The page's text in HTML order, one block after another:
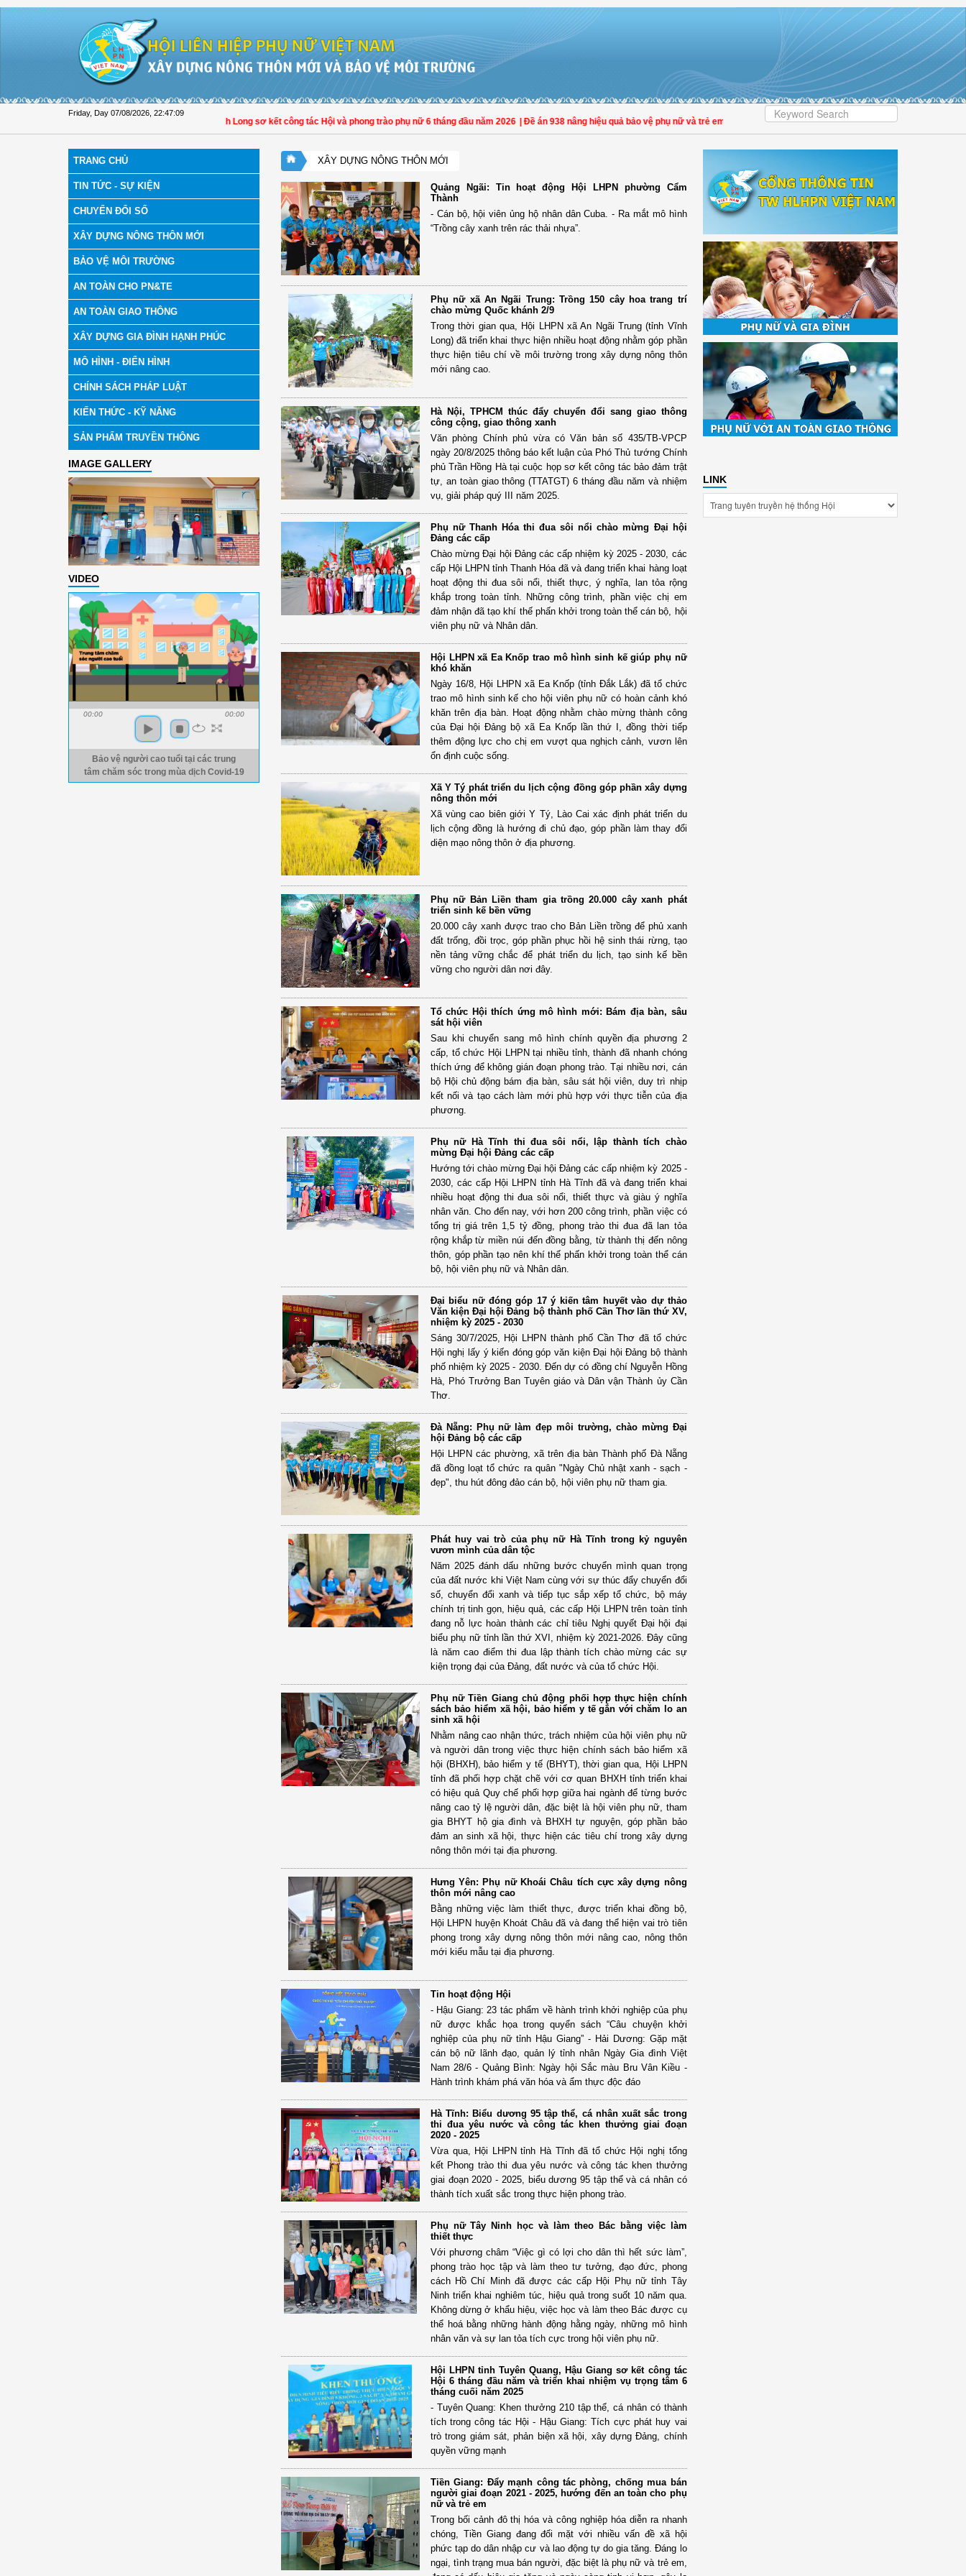
Friday, Day 07/08/2026 22:47:10
Hội LHPN xã Tam Ngãi, Vĩnh Long sơ kết công tác Hội và phong trào phụ nữ 6 tháng đầu năm 2026 | Đề án 938 nâng hiệu quả bảo vệ phụ nữ và trẻ em trong thời đại số | Đại biểu Trần Lan Phương: Giảm tiền kiểm
TRANG CHỦ
TIN TỨC - SỰ KIỆN
CHUYỂN ĐỔI SỐ
XÂY DỰNG NÔNG THÔN MỚI
BẢO VỆ MÔI TRƯỜNG
AN TOÀN CHO PN&TE
AN TOÀN GIAO THÔNG
XÂY DỰNG GIA ĐÌNH HẠNH PHÚC
MÔ HÌNH - ĐIỂN HÌNH
CHÍNH SÁCH PHÁP LUẬT
KIẾN THỨC - KỸ NĂNG
SẢN PHẨM TRUYỀN THÔNG
IMAGE GALLERY
VIDEO
00:00 00:00
Bảo vệ người cao tuổi tại các trung
tâm chăm sóc trong mùa dịch Covid-19
XÂY DỰNG NÔNG THÔN MỚI
Quảng Ngãi: Tin hoạt động Hội LHPN phường Cẩm
Thành
- Cán bộ, hội viên ủng hộ nhân dân Cuba. - Ra mắt mô hình
“Trồng cây xanh trên rác thải nhựa”.
Phụ nữ xã An Ngãi Trung: Trồng 150 cây hoa trang trí
chào mừng Quốc khánh 2/9
Trong thời gian qua, Hội LHPN xã An Ngãi Trung (tỉnh Vĩnh
Long) đã triển khai thực hiện nhiều hoạt động nhằm góp phần
thực hiện tiêu chí về môi trường trong xây dựng nông thôn
mới nâng cao.
Hà Nội, TPHCM thúc đẩy chuyển đổi sang giao thông
công cộng, giao thông xanh
Văn phòng Chính phủ vừa có Văn bản số 435/TB-VPCP
ngày 20/8/2025 thông báo kết luận của Phó Thủ tướng Chính
phủ Trần Hồng Hà tại cuộc họp sơ kết công tác bảo đảm trật
tự, an toàn giao thông (TTATGT) 6 tháng đầu năm và nhiệm
vụ, giải pháp quý III năm 2025.
Phụ nữ Thanh Hóa thi đua sôi nổi chào mừng Đại hội
Đảng các cấp
Chào mừng Đại hội Đảng các cấp nhiệm kỳ 2025 - 2030, các
cấp Hội LHPN tỉnh Thanh Hóa đã và đang triển khai hàng loạt
hoạt động thi đua sôi nổi, thiết thực, ý nghĩa, lan tỏa rộng
khắp trong toàn tỉnh. Những công trình, phần việc chị em
đảm nhận đã tạo khí thế phấn khởi trong toàn thể cán bộ, hội
viên phụ nữ và Nhân dân.
Hội LHPN xã Ea Knốp trao mô hình sinh kế giúp phụ nữ
khó khăn
Ngày 16/8, Hội LHPN xã Ea Knốp (tỉnh Đắk Lắk) đã tổ chức
trao mô hình sinh kế cho hội viên phụ nữ có hoàn cảnh khó
khăn trên địa bàn. Hoạt động nhằm chào mừng thành công
của Đại hội Đảng bộ xã Ea Knốp lần thứ I, đồng thời tiếp
thêm động lực cho chị em vượt qua nghịch cảnh, vươn lên
ổn định cuộc sống.
Xã Y Tý phát triển du lịch cộng đồng góp phần xây dựng
nông thôn mới
Xã vùng cao biên giới Y Tý, Lào Cai xác định phát triển du
lịch cộng đồng là hướng đi chủ đạo, góp phần làm thay đổi
diện mạo nông thôn ở địa phương.
Phụ nữ Bản Liền tham gia trồng 20.000 cây xanh phát
triển sinh kế bền vững
20.000 cây xanh được trao cho Bản Liền trồng để phủ xanh
đất trống, đồi trọc, góp phần phục hồi hệ sinh thái rừng, tạo
nền tảng vững chắc để phát triển du lịch, tạo sinh kế bền
vững cho người dân nơi đây.
Tổ chức Hội thích ứng mô hình mới: Bám địa bàn, sâu
sát hội viên
Sau khi chuyển sang mô hình chính quyền địa phương 2
cấp, tổ chức Hội LHPN tại nhiều tỉnh, thành đã nhanh chóng
thích ứng để không gián đoạn phong trào. Tại nhiều nơi, cán
bộ Hội chủ động bám địa bàn, sâu sát hội viên, duy trì nhịp
kết nối và tạo cách làm mới phù hợp với thực tiễn của địa
phương.
Phụ nữ Hà Tĩnh thi đua sôi nổi, lập thành tích chào
mừng Đại hội Đảng các cấp
Hướng tới chào mừng Đại hội Đảng các cấp nhiệm kỳ 2025 -
2030, các cấp Hội LHPN tỉnh Hà Tĩnh đã và đang triển khai
nhiều hoạt động thi đua sôi nổi, thiết thực và giàu ý nghĩa
nhân văn. Cho đến nay, với hơn 200 công trình, phần việc có
tổng trị giá trên 1,5 tỷ đồng, phong trào thi đua đã lan tỏa
rộng khắp từ miền núi đến đồng bằng, từ thành thị đến nông
thôn, góp phần tạo nên khí thế phấn khởi trong toàn thể cán
bộ, hội viên phụ nữ và Nhân dân.
Đại biểu nữ đóng góp 17 ý kiến tâm huyết vào dự thảo
Văn kiện Đại hội Đảng bộ thành phố Cần Thơ lần thứ XV,
nhiệm kỳ 2025 - 2030
Sáng 30/7/2025, Hội LHPN thành phố Cần Thơ đã tổ chức
Hội nghị lấy ý kiến đóng góp văn kiện Đại hội Đảng bộ thành
phố nhiệm kỳ 2025 - 2030. Đến dự có đồng chí Nguyễn Hồng
Hà, Phó Trưởng Ban Tuyên giáo và Dân vận Thành ủy Cần
Thơ.
Đà Nẵng: Phụ nữ làm đẹp môi trường, chào mừng Đại
hội Đảng bộ các cấp
Hội LHPN các phường, xã trên địa bàn Thành phố Đà Nẵng
đã đồng loạt tổ chức ra quân "Ngày Chủ nhật xanh - sạch -
đẹp", thu hút đông đảo cán bộ, hội viên phụ nữ tham gia.
Phát huy vai trò của phụ nữ Hà Tĩnh trong kỷ nguyên
vươn mình của dân tộc
Năm 2025 đánh dấu những bước chuyển mình quan trọng
của đất nước khi Việt Nam cùng với sự thúc đẩy chuyển đổi
số, chuyển đổi xanh và tiếp tục sắp xếp tổ chức, bộ máy
chính trị tinh gọn, hiệu quả, các cấp Hội LHPN trên toàn tỉnh
đang nỗ lực hoàn thành các chỉ tiêu Nghị quyết Đại hội đại
biểu phụ nữ tỉnh lần thứ XVI, nhiệm kỳ 2021-2026. Đây cũng
là năm cao điểm thi đua lập thành tích chào mừng các sự
kiện trọng đại của Đảng, đất nước và của tổ chức Hội.
Phụ nữ Tiền Giang chủ động phối hợp thực hiện chính
sách bảo hiểm xã hội, bảo hiểm y tế gắn với chăm lo an
sinh xã hội
Nhằm nâng cao nhận thức, trách nhiệm của hội viên phụ nữ
và người dân trong việc thực hiện chính sách bảo hiểm xã
hội (BHXH), bảo hiểm y tế (BHYT), thời gian qua, Hội LHPN
tỉnh đã phối hợp chặt chẽ với cơ quan BHXH tỉnh triển khai
có hiệu quả Quy chế phối hợp giữa hai ngành để từng bước
nâng cao tỷ lệ người dân, đặc biệt là hội viên phụ nữ, tham
gia BHYT hộ gia đình và BHXH tự nguyện, góp phần bảo
đảm an sinh xã hội, thực hiện các tiêu chí trong xây dựng
nông thôn mới tại địa phương.
Hưng Yên: Phụ nữ Khoái Châu tích cực xây dựng nông
thôn mới nâng cao
Bằng những việc làm thiết thực, được triển khai đồng bộ,
Hội LHPN huyện Khoát Châu đã và đang thể hiện vai trò tiên
phong trong xây dựng nông thôn mới nâng cao, nông thôn
mới kiểu mẫu tại địa phương.
Tin hoạt động Hội
- Hậu Giang: 23 tác phẩm về hành trình khởi nghiệp của phụ
nữ được khắc họa trong quyển sách “Câu chuyện khởi
nghiệp của phụ nữ tỉnh Hậu Giang” - Hải Dương: Gặp mặt
cán bộ nữ lãnh đạo, quản lý tỉnh nhân Ngày Gia đình Việt
Nam 28/6 - Quảng Bình: Ngày hội Sắc màu Bru Vân Kiều -
Hành trình khám phá văn hóa và ẩm thực độc đáo
Hà Tĩnh: Biểu dương 95 tập thể, cá nhân xuất sắc trong
thi đua yêu nước và công tác khen thưởng giai đoạn
2020 - 2025
Vừa qua, Hội LHPN tỉnh Hà Tĩnh đã tổ chức Hội nghị tổng
kết Phong trào thi đua yêu nước và công tác khen thưởng
giai đoạn 2020 - 2025, biểu dương 95 tập thể và cá nhân có
thành tích xuất sắc trong thực hiện phong trào.
Phụ nữ Tây Ninh học và làm theo Bác bằng việc làm
thiết thực
Với phương châm “Việc gì có lợi cho dân thì hết sức làm”,
phong trào học tập và làm theo tư tưởng, đạo đức, phong
cách Hồ Chí Minh đã được các cấp Hội Phụ nữ tỉnh Tây
Ninh triển khai nghiêm túc, hiệu quả trong suốt 10 năm qua.
Không dừng ở khẩu hiệu, việc học và làm theo Bác được cụ
thể hoá bằng những hành động hằng ngày, những mô hình
nhân văn và sự lan tỏa tích cực trong hội viên phụ nữ.
Hội LHPN tỉnh Tuyên Quang, Hậu Giang sơ kết công tác
Hội 6 tháng đầu năm và triển khai nhiệm vụ trọng tâm 6
tháng cuối năm 2025
- Tuyên Quang: Khen thưởng 210 tập thể, cá nhân có thành
tích trong công tác Hội - Hậu Giang: Tích cực phát huy vai
trò trong giám sát, phản biện xã hội, xây dựng Đảng, chính
quyền vững mạnh
Tiền Giang: Đẩy mạnh công tác phòng, chống mua bán
người giai đoạn 2021 - 2025, hướng đến an toàn cho phụ
nữ và trẻ em
Trong bối cảnh đô thị hóa và công nghiệp hóa diễn ra nhanh
chóng, Tiền Giang đang đối mặt với nhiều vấn đề xã hội
phức tạp do dân nhập cư và lao động tự do gia tăng. Đáng lo
ngại, tình trạng mua bán người, đặc biệt là phụ nữ và trẻ em,
LINK